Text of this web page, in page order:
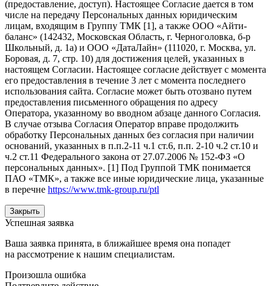
(предоставление, доступ). Настоящее Согласие дается в том
числе на передачу Персональных данных юридическим
лицам, входящим в Группу ТМК [1], а также ООО «Айти-
баланс» (142432, Московская Область, г. Черноголовка, б-р
Школьный, д. 1а) и ООО «ДатаЛайн» (111020, г. Москва, ул.
Боровая, д. 7, стр. 10) для достижения целей, указанных в
настоящем Согласии. Настоящее согласие действует с момента
его предоставления в течение 3 лет с момента последнего
использования сайта. Согласие может быть отозвано путем
предоставления письменного обращения по адресу
Оператора, указанному во вводном абзаце данного Согласия.
В случае отзыва Согласия Оператор вправе продолжить
обработку Персональных данных без согласия при наличии
оснований, указанных в п.п.2-11 ч.1 ст.6, п.п. 2-10 ч.2 ст.10 и
ч.2 ст.11 Федерального закона от 27.07.2006 № 152-ФЗ «О
персональных данных». [1] Под Группой ТМК понимается
ПАО «ТМК», а также все иные юридические лица, указанные
в перечне https://www.tmk-group.ru/ptl
Закрыть
Успешная заявка
Ваша заявка принята, в ближайшее время она попадет
на рассмотрение к нашим специалистам.
Произошла ошибка